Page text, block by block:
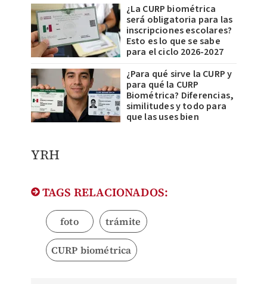
¿La CURP biométrica
será obligatoria para las
inscripciones escolares?
Esto es lo que se sabe
para el ciclo 2026-2027
¿Para qué sirve la CURP y
para qué la CURP
Biométrica? Diferencias,
similitudes y todo para
que las uses bien
YRH
TAGS RELACIONADOS:
foto trámite
CURP biométrica